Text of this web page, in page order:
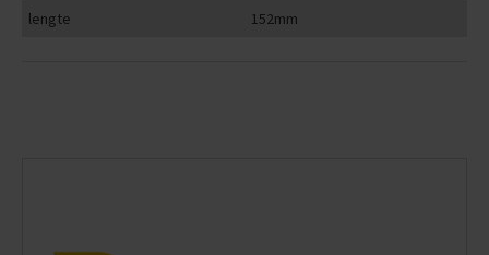
lengte
152mm